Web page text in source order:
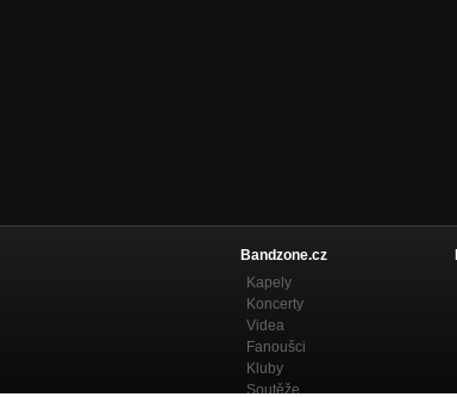
Bandzone.cz
Kapely
Koncerty
Videa
Fanoušci
Kluby
Soutěže